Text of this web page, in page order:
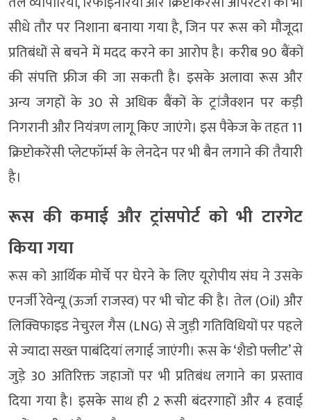
सीधे तौर पर निशाना बनाया गया है, जिन पर रूस को मौजूदा
प्रतिबंधों से बचने में मदद करने का आरोप है। करीब 90 बैंकों
की संपत्ति फ्रीज की जा सकती है। इसके अलावा रूस और
अन्य जगहों के 30 से अधिक बैंकों के ट्रांजैक्शन पर कड़ी
निगरानी और नियंत्रण लागू किए जाएंगे। इस पैकेज के तहत 11
क्रिप्टोकरेंसी प्लेटफॉर्म्स के लेनदेन पर भी बैन लगाने की तैयारी
है।
रूस की कमाई और ट्रांसपोर्ट को भी टारगेट
किया गया
रूस को आर्थिक मोर्चे पर घेरने के लिए यूरोपीय संघ ने उसके
एनर्जी रेवेन्यू (ऊर्जा राजस्व) पर भी चोट की है। तेल (Oil) और
लिक्विफाइड नेचुरल गैस (LNG) से जुड़ी गतिविधियों पर पहले
से ज्यादा सख्त पाबंदियां लगाई जाएंगी। रूस के ‘शैडो फ्लीट’ से
जुड़े 30 अतिरिक्त जहाजों पर भी प्रतिबंध लगाने का प्रस्ताव
दिया गया है। इसके साथ ही 2 रूसी बंदरगाहों और 4 हवाई